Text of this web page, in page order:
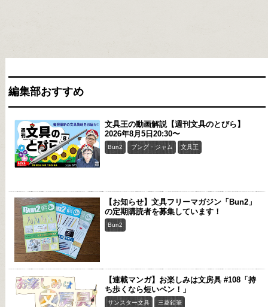
編集部おすすめ
文具王の動画解説【週刊文具のとびら】
2026年8月5日20:30〜
Bun2 ブング・ジャム 文具王
【お知らせ】文具フリーマガジン「Bun2」
の定期購読者を募集しています！
Bun2
【連載マンガ】お楽しみは文房具 #108「持
ち歩くなら短いペン！」
サンスター文具 三菱鉛筆